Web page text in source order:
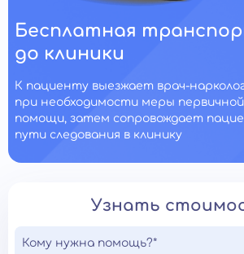
Бесплатная
до клиники
К пациенту выезжает врач-
при необходимости меры
помощи, затем сопровождает
пути следования в клинику
Узнать
Кому нужна помощь?*